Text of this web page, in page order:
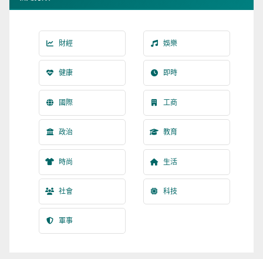
財經 娛樂
健康 即時
國際 工商
政治 教育
時尚 生活
社會 科技
軍事